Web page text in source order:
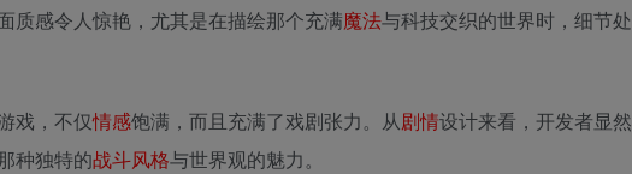
质感令人惊艳，尤其是在描绘那个充满魔法与科技交织的世界时，细节处
戏，不仅情感饱满，而且充满了戏剧张力。从剧情设计来看，开发者显然
种独特的战斗风格与世界观的魅力。